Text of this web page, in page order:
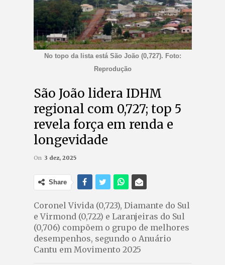
No topo da lista está São João (0,727). Foto:
Reprodução
São João lidera IDHM
regional com 0,727; top 5
revela força em renda e
longevidade
On 3 dez, 2025
Share
Coronel Vivida (0,723), Diamante do Sul
e Virmond (0,722) e Laranjeiras do Sul
(0,706) compõem o grupo de melhores
desempenhos, segundo o Anuário
Cantu em Movimento 2025